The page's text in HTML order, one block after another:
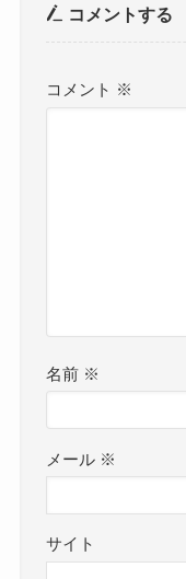
コメントする
コメント ※
名前 ※
メール ※
サイト